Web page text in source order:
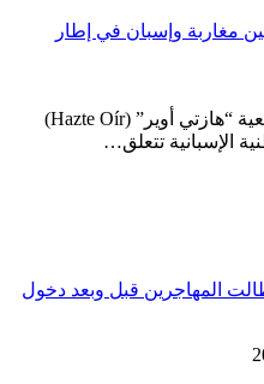
مغاربة وإسبان في إطار
أفادت وسائل إعلام إسبانية بأن جمعية “هازتي أوير” (Hazte Oír)
الإسبانية تتعلق…
المهاجرين قبل وبعد دخول